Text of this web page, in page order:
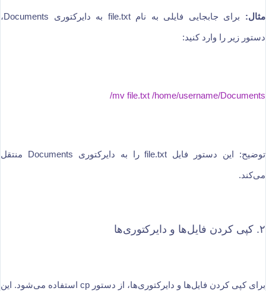
مثال: برای جابجایی فایلی به نام file.txt به دایرکتوری Documents،
دستور زیر را وارد کنید:
mv file.txt /home/username/Documents/
توضیح: این دستور فایل file.txt را به دایرکتوری Documents منتقل
می‌کند.
۲. کپی کردن فایل‌ها و دایرکتوری‌ها
برای کپی کردن فایل‌ها و دایرکتوری‌ها، از دستور cp استفاده می‌شود. این